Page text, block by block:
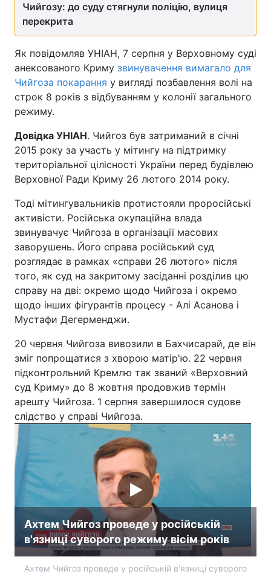
Чийгозу: до суду стягнули поліцію, вулиця
перекрита
Як повідомляв УНІАН, 7 серпня у Верховному суді
анексованого Криму звинувачення вимагало для
Чийгоза покарання у вигляді позбавлення волі на
строк 8 років з відбуванням у колонії загального
режиму.
Довідка УНІАН. Чийгоз був затриманий в січні
2015 року за участь у мітингу на підтримку
територіальної цілісності України перед будівлею
Верховної Ради Криму 26 лютого 2014 року.
Тоді мітингувальників протистояли проросійські
активісти. Російська окупаційна влада
звинувачує Чийгоза в організації масових
заворушень. Його справа російський суд
розглядає в рамках «справи 26 лютого» після
того, як суд на закритому засіданні розділив цю
справу на дві: окремо щодо Чийгоза і окремо
щодо інших фігурантів процесу - Алі Асанова і
Мустафи Дегерменджи.
20 червня Чийгоза вивозили в Бахчисарай, де він
зміг попрощатися з хворою матір'ю. 22 червня
підконтрольний Кремлю так званий «Верховний
суд Криму» до 8 жовтня продовжив термін
арешту Чийгоза. 1 серпня завершилося судове
слідство у справі Чийгоза.
Ахтем Чийгоз проведе у російській
в'язниці суворого режиму вісім років
Ахтем Чийгоз проведе у російській в'язниці суворого